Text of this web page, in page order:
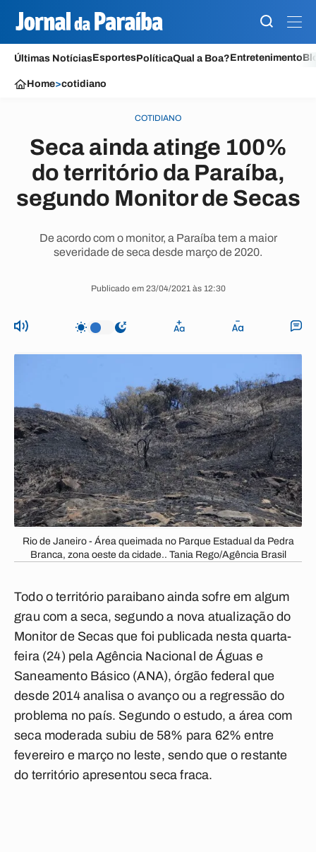
Últimas NotíciasEsportesPolíticaQual a Boa?Entretenimento
Home>cotidiano
COTIDIANO
Seca ainda atinge 100%
do território da Paraíba,
segundo Monitor de Secas
De acordo com o monitor, a Paraíba tem a maior
severidade de seca desde março de 2020.
Publicado em 23/04/2021 às 12:30
Rio de Janeiro - Área queimada no Parque Estadual da Pedra
Branca, zona oeste da cidade.. Tania Rego/Agência Brasil
Todo o território paraibano ainda sofre em algum
grau com a seca, segundo a nova atualização do
Monitor de Secas que foi publicada nesta quarta-
feira (24) pela Agência Nacional de Águas e
Saneamento Básico (ANA), órgão federal que
desde 2014 analisa o avanço ou a regressão do
problema no país. Segundo o estudo,a área com
seca moderada subiu de 58% para 62% entre
fevereiro e março no leste, sendo que o restante
do território apresentou seca fraca.